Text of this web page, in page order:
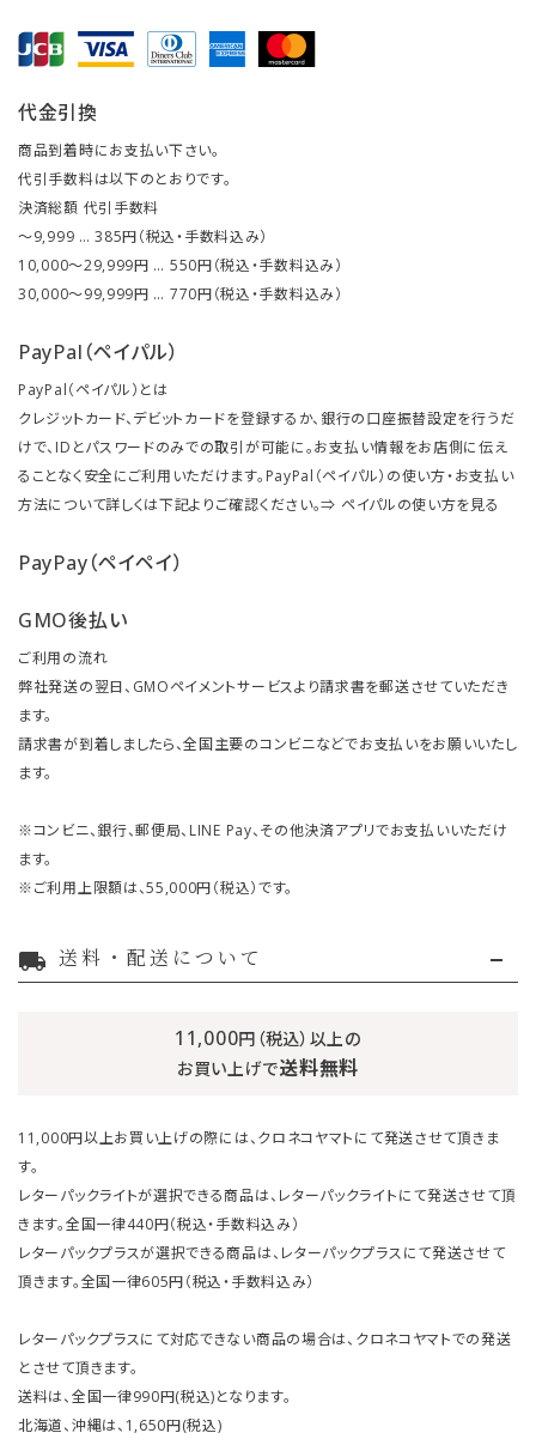
代金引換
商品到着時にお支払い下さい。
代引手数料は以下のとおりです。
決済総額 代引手数料
～9,999 … 385円（税込・手数料込み）
10,000～29,999円 … 550円（税込・手数料込み）
30,000～99,999円 … 770円（税込・手数料込み）
PayPal（ペイパル）
PayPal（ペイパル）とは
クレジットカード、デビットカードを登録するか、銀行の口座振替設定を行うだ
けで、IDとパスワードのみでの取引が可能に。お支払い情報をお店側に伝え
ることなく安全にご利用いただけます。PayPal（ペイパル）の使い方・お支払い
方法について詳しくは下記よりご確認ください。⇒ ペイパルの使い方を見る
PayPay（ペイペイ）
GMO後払い
ご利用の流れ
弊社発送の翌日、GMOペイメントサービスより請求書を郵送させていただき
ます。
請求書が到着しましたら、全国主要のコンビニなどでお支払いをお願いいたし
ます。
※コンビニ、銀行、郵便局、LINE Pay、その他決済アプリでお支払いいただけ
ます。
※ご利用上限額は、55,000円（税込）です。
local_shipping 送料・配送について
11,000円（税込）以上の
お買い上げで送料無料
11,000円以上お買い上げの際には、クロネコヤマトにて発送させて頂きま
す。
レターパックライトが選択できる商品は、レターパックライトにて発送させて頂
きます。全国一律440円（税込・手数料込み）
レターパックプラスが選択できる商品は、レターパックプラスにて発送させて
頂きます。全国一律605円（税込・手数料込み）
レターパックプラスにて対応できない商品の場合は、クロネコヤマトでの発送
とさせて頂きます。
送料は、全国一律990円(税込)となります。
北海道、沖縄は、1,650円(税込)